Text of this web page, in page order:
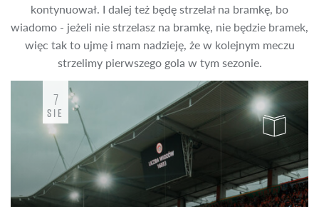
kontynuował. I dalej też będę strzelał na bramkę, bo
wiadomo - jeżeli nie strzelasz na bramkę, nie będzie bramek,
więc tak to ujmę i mam nadzieję, że w kolejnym meczu
strzelimy pierwszego gola w tym sezonie.
7
SIE